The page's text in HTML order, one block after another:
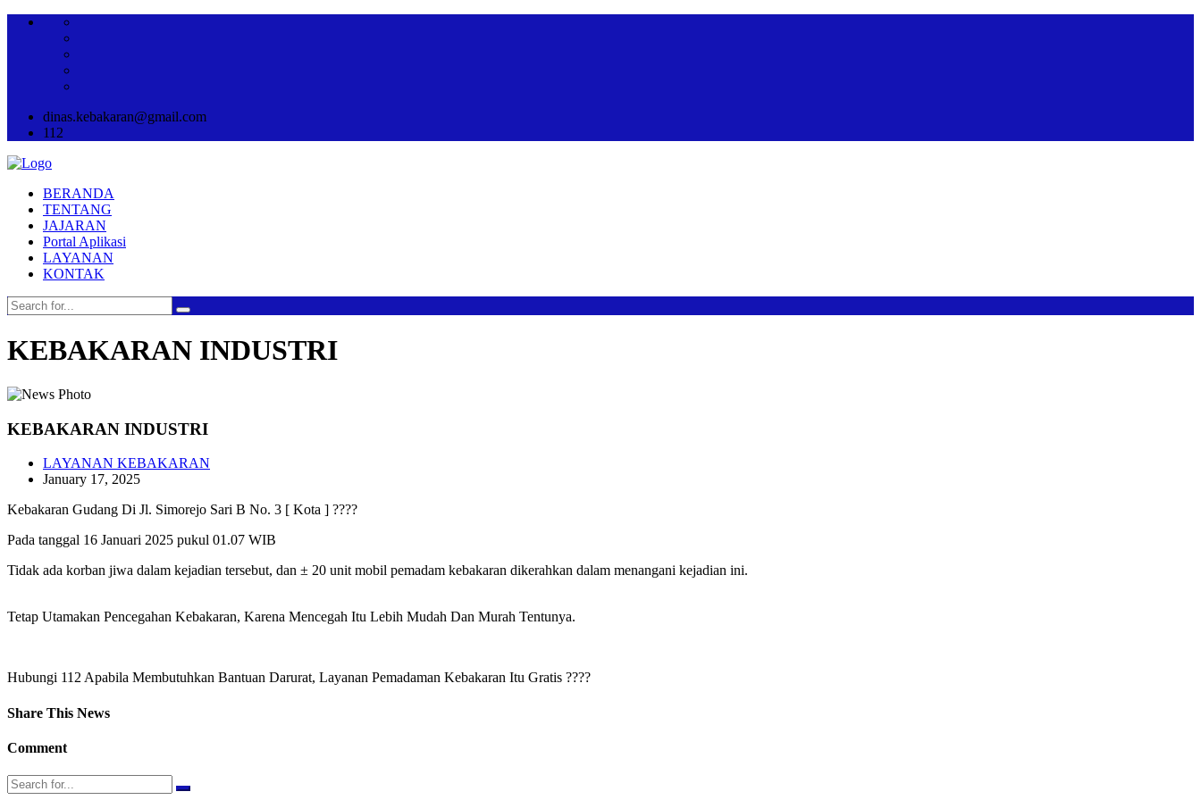
dinas.kebakaran@gmail.com
112
BERANDA
TENTANG
JAJARAN
Portal Aplikasi
LAYANAN
KONTAK
KEBAKARAN INDUSTRI
KEBAKARAN INDUSTRI
LAYANAN KEBAKARAN
January 17, 2025
Kebakaran Gudang Di Jl. Simorejo Sari B No. 3 [ Kota ] ????
Pada tanggal 16 Januari 2025 pukul 01.07 WIB
Tidak ada korban jiwa dalam kejadian tersebut, dan ± 20 unit mobil pemadam kebakaran dikerahkan dalam menangani kejadian ini.
Tetap Utamakan Pencegahan Kebakaran, Karena Mencegah Itu Lebih Mudah Dan Murah Tentunya.
Hubungi 112 Apabila Membutuhkan Bantuan Darurat, Layanan Pemadaman Kebakaran Itu Gratis ????
Share This News
Comment